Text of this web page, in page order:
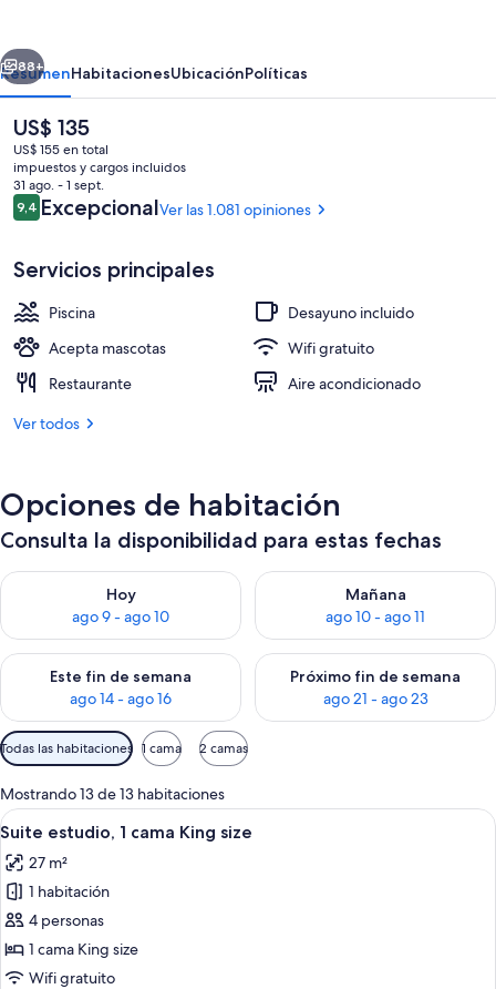
Tampa
Downtown
Channel
District
Una piscina al aire libre, sombrillas,
Siguiente
88+
ResumenHabitacionesUbicaciónPolíticas
El
precio
actual
es
de
US$ 135
US$ 135
US$ 155 en total
impuestos y cargos incluidos
31 ago. - 1 sept.
Opiniones
9,49,4 de 10
ExcepcionalVer las 1.081 opiniones
Servicios principales
Piscina
Desayuno incluido
Acepta mascotas
Wifi gratuito
Restaurante
Aire acondicionado
Ver todos
Opciones de habitación
Consulta la disponibilidad para estas fechas
Hoy
ago 9 - ago 10
Consulta la disponibilidad para hoy ago 9 - ago 10
Mañana
ago 10 - ago 11
Consulta la disponibilidad
Este fin de semana
ago 14 - ago 16
Consulta la disponibilidad para este fin de semana ago 14 -
Próximo fin de semana
ago 21 - ago 23
Consulta la disponibilidad
Filtros
disponibles
para
las
habitaciones
Todas las habitaciones 1 cama 2 camas
Mostrando 13 de 13 habitaciones
Ver
todas
las
fotos
de
Suite
estudio,
Habitación de hotel con sofá, un
6
Suite estudio, 1 cama King size
27 m²
1 habitación
4 personas
1 cama King size
Wifi gratuito